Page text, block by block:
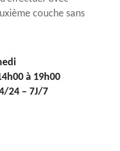
couche sans
à 19h00
24 – 7J/7